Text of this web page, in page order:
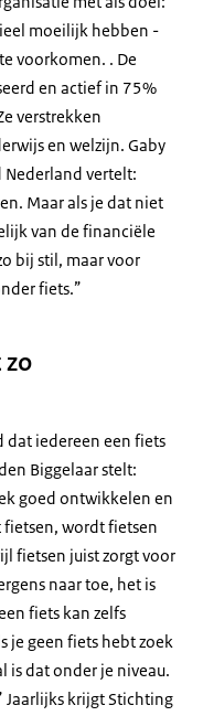
moeilijk hebben -
voorkomen. . De
en actief in 75%
verstrekken
en welzijn. Gaby
Nederland vertelt:
Maar als je dat niet
van de financiële
bij stil, maar voor
fiets.”
zo
dat iedereen een fiets
Biggelaar stelt:
goed ontwikkelen en
wordt fietsen
fietsen juist zorgt voor
naar toe, het is
fiets kan zelfs
je geen fiets hebt zoek
is dat onder je niveau.
krijgt Stichting